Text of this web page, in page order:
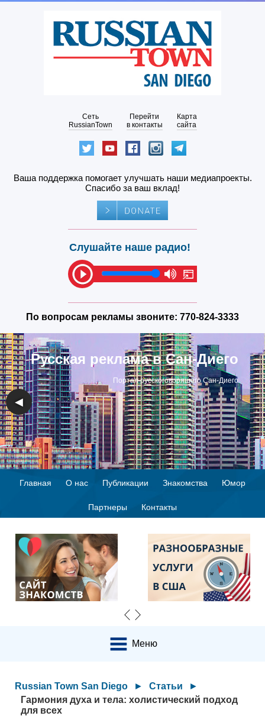
Сеть
RussianTown
Перейти
в контакты
Карта
сайта
Ваша поддержка помогает улучшать наши медиапроекты.
Спасибо за ваш вклад!
Слушайте наше радио!
По вопросам рекламы звоните: 770-824-3333
Русская реклама в Сан-Диего
Портал русскоговорящего Сан-Диего
◀ ▶
Главная О нас Публикации Знакомства Юмор
Партнеры Контакты
Меню
Russian Town San Diego ► Статьи
►
Гармония духа и тела: холистический подход
для всех